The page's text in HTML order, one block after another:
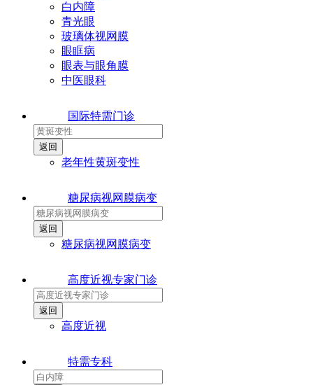
白内障
青光眼
玻璃体视网膜
眼眶病
眼表与眼角膜
中医眼科
国际特需门诊
老年性黄斑变性
糖尿病视网膜病变
糖尿病视网膜病变
高度近视专家门诊
高度近视
特需专科